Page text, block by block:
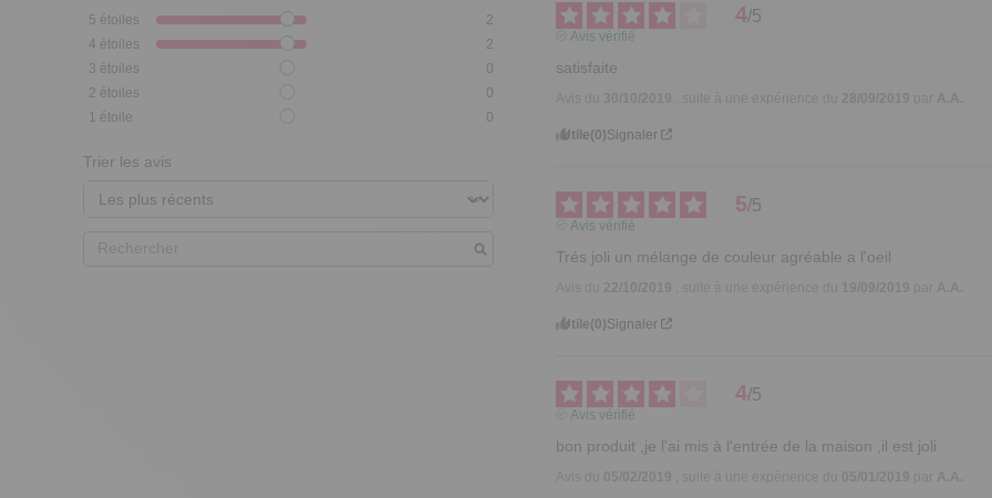
5 étoiles
2
4 étoiles
2
3 étoiles
0
2 étoiles
0
1 étoile 0
Trier les avis
4/5
Avis vérifié
satisfaite
Utile(0)Signaler
5/5
Avis vérifié
Trés joli un mélange de couleur agréable a l'oeil
22/10/2019 19/09/2019 par A.A.
Utile(0)Signaler
4/5
Avis vérifié
bon produit ,je l'ai mis à l'entrée de la maison ,il est joli